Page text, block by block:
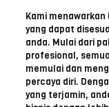
Kami
yang dapat
anda. Mulai dari
profesional,
memulai dan
percaya diri.
yang terjamin,